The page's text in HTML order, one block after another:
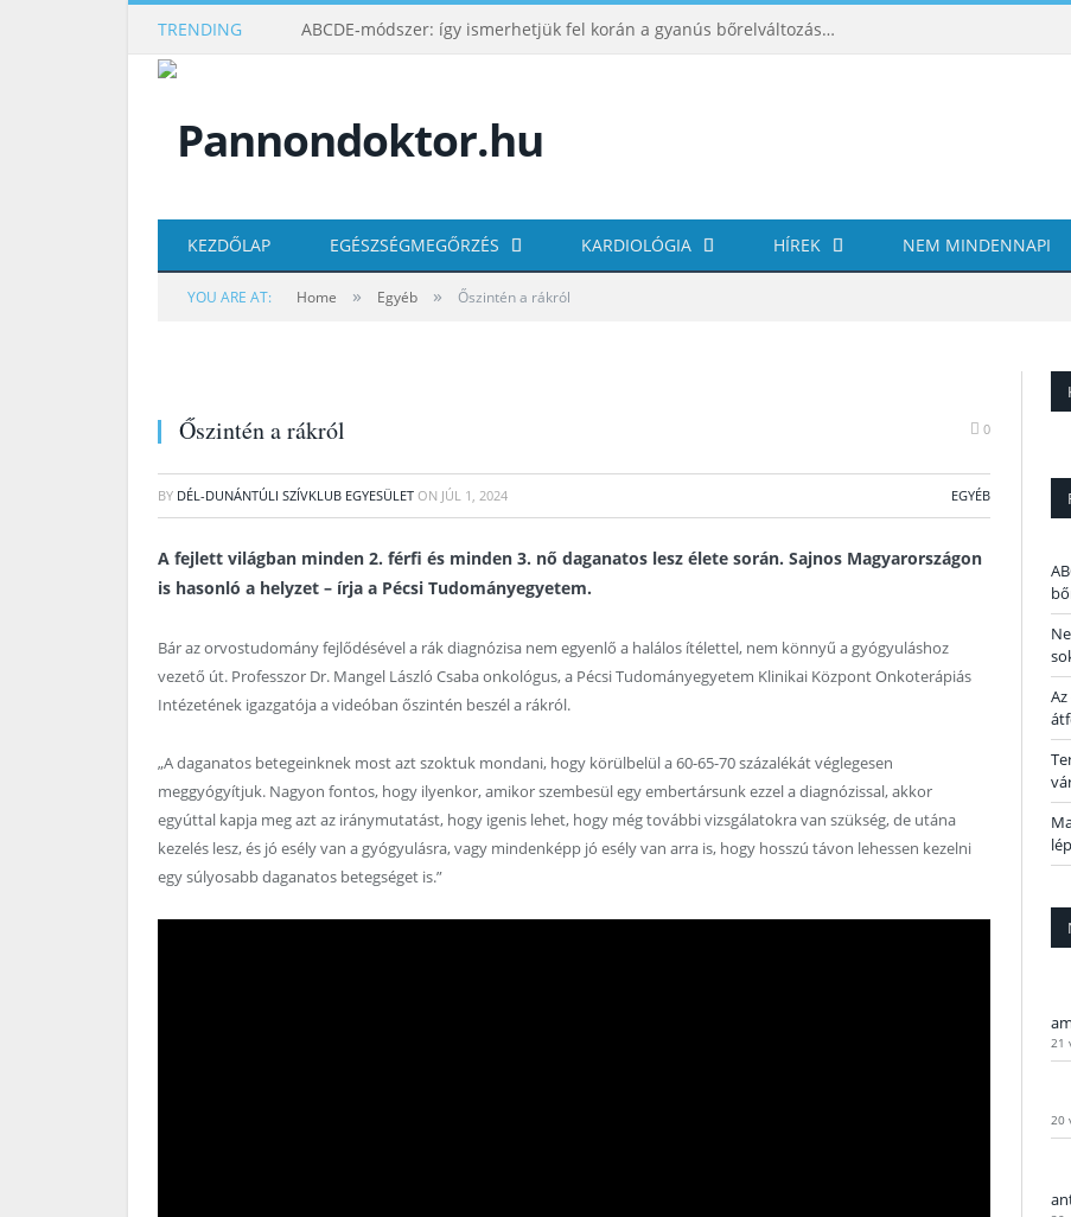
TRENDING ABCDE‑módszer: így ismerhetjük fel korán a gyanús bőrelváltozásokat
KEZDŐLAP EGÉSZSÉGMEGŐRZÉS KARDIOLÓGIA HÍREK NEM MINDENNAPI
YOU ARE AT: Home » Egyéb » Őszintén a rákról
Őszintén a rákról 0
BY DÉL-DUNÁNTÚLI SZÍVKLUB EGYESÜLET ON JÚL 1, 2024 EGYÉB
A fejlett világban minden 2. férfi és minden 3. nő daganatos lesz élete során. Sajnos Magyarországon
is hasonló a helyzet – írja a Pécsi Tudományegyetem.
Bár az orvostudomány fejlődésével a rák diagnózisa nem egyenlő a halálos ítélettel, nem könnyű a gyógyuláshoz
vezető út. Professzor Dr. Mangel László Csaba onkológus, a Pécsi Tudományegyetem Klinikai Központ Onkoterápiás
Intézetének igazgatója a videóban őszintén beszél a rákról.
„A daganatos betegeinknek most azt szoktuk mondani, hogy körülbelül a 60-65-70 százalékát véglegesen
meggyógyítjuk. Nagyon fontos, hogy ilyenkor, amikor szembesül egy embertársunk ezzel a diagnózissal, akkor
egyúttal kapja meg azt az iránymutatást, hogy igenis lehet, hogy még további vizsgálatokra van szükség, de utána
kezelés lesz, és jó esély van a gyógyulásra, vagy mindenképp jó esély van arra is, hogy hosszú távon lehessen kezelni
egy súlyosabb daganatos betegséget is.”
21
20